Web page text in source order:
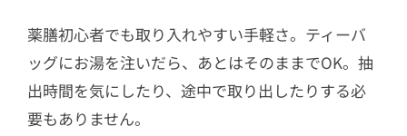
薬膳初心者でも取り入れやすい手軽さ。ティーバ
ッグにお湯を注いだら、あとはそのままでOK。抽
出時間を気にしたり、途中で取り出したりする必
要もありません。